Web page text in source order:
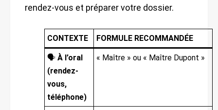
rendez-vous et préparer votre dossier.
CONTEXTE FORMULE RECOMMANDÉE
🗣️ À l’oral
(rendez-
vous,
téléphone)
« Maître » ou « Maître Dupont »